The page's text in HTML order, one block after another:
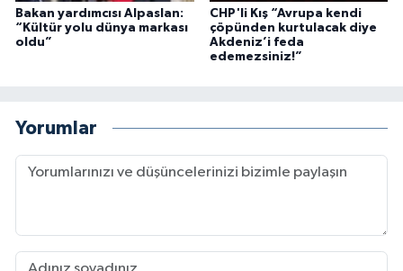
Bakan yardımcısı Alpaslan:
“Kültür yolu dünya markası
oldu”
CHP'li Kış “Avrupa kendi
çöpünden kurtulacak diye
Akdeniz’i feda
edemezsiniz!”
Yorumlar